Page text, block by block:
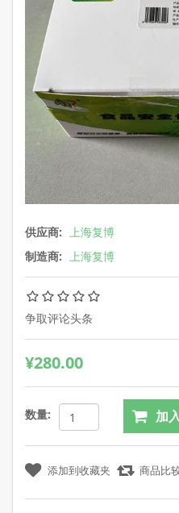
供应商: 上海复博
制造商: 上海复博
争取评论头条
¥280.00
数量: